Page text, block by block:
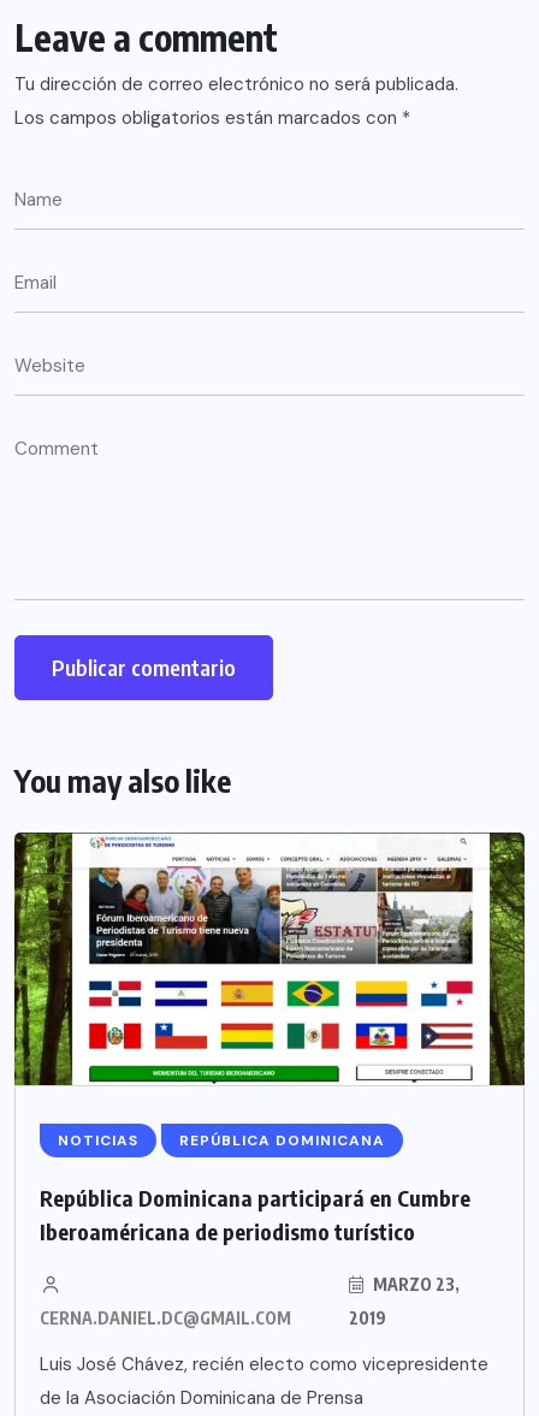
Leave a comment
Tu dirección de correo electrónico no será publicada.
Los campos obligatorios están marcados con *
You may also like
NOTICIAS REPÚBLICA DOMINICANA
República Dominicana participará en Cumbre
Iberoaméricana de periodismo turístico
CERNA.DANIEL.DC@GMAIL.COM
MARZO 23,
2019
Luis José Chávez, recién electo como vicepresidente
de la Asociación Dominicana de Prensa